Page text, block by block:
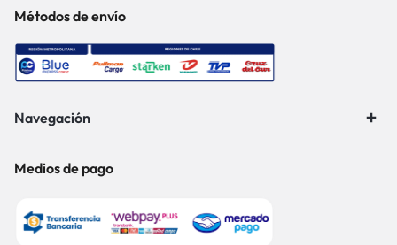
Métodos de envío
Navegación
Medios de pago